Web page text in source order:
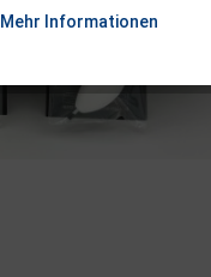
Mehr Informationen